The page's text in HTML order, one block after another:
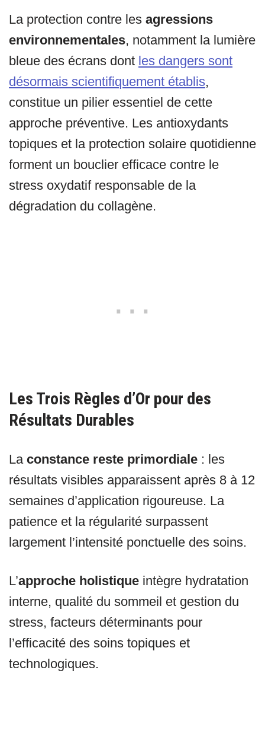
La protection contre les agressions
environnementales, notamment la lumière
bleue des écrans dont les dangers sont
désormais scientifiquement établis,
constitue un pilier essentiel de cette
approche préventive. Les antioxydants
topiques et la protection solaire quotidienne
forment un bouclier efficace contre le
stress oxydatif responsable de la
dégradation du collagène.
Les Trois Règles d’Or pour des
Résultats Durables
La constance reste primordiale : les
résultats visibles apparaissent après 8 à 12
semaines d’application rigoureuse. La
patience et la régularité surpassent
largement l’intensité ponctuelle des soins.
L’approche holistique intègre hydratation
interne, qualité du sommeil et gestion du
stress, facteurs déterminants pour
l’efficacité des soins topiques et
technologiques.